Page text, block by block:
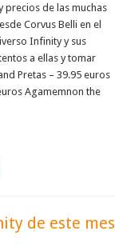
precios de las muchas
Corvus Belli en el
Infinity y sus
a ellas y tomar
Pretas – 39.95 euros
Agamemnon the
de este mes